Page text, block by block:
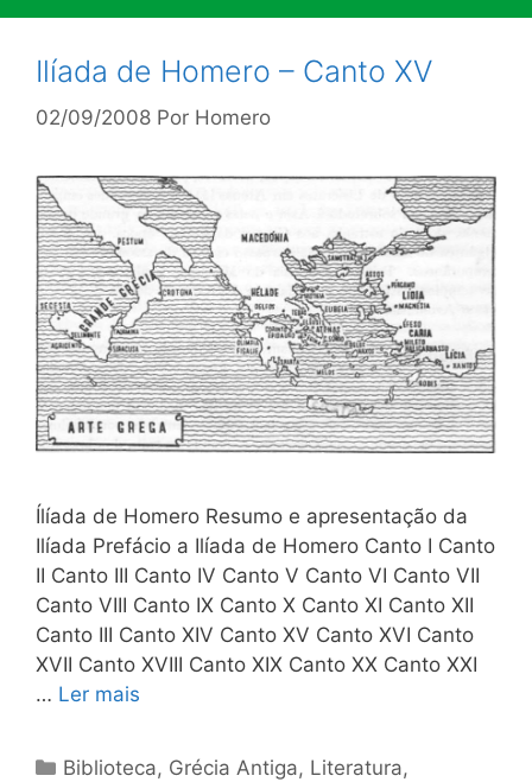
Ilíada de Homero – Canto XV
02/09/2008 Por Homero
Ílíada de Homero Resumo e apresentação da
Ilíada Prefácio a Ilíada de Homero Canto I Canto
II Canto III Canto IV Canto V Canto VI Canto VII
Canto VIII Canto IX Canto X Canto XI Canto XII
Canto III Canto XIV Canto XV Canto XVI Canto
XVII Canto XVIII Canto XIX Canto XX Canto XXI
… Ler mais
Categorias
Biblioteca, Grécia Antiga, Literatura,